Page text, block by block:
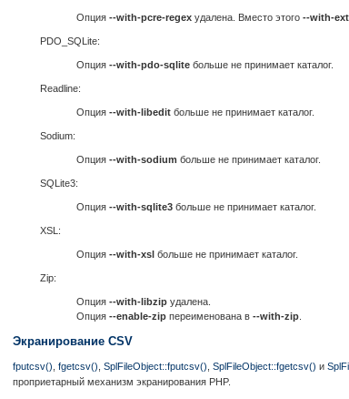
Опция --with-pcre-regex удалена. Вместо этого --with-
PDO_SQLite:
Опция --with-pdo-sqlite больше не принимает каталог.
Readline:
Опция --with-libedit больше не принимает каталог.
Sodium:
Опция --with-sodium больше не принимает каталог.
SQLite3:
Опция --with-sqlite3 больше не принимает каталог.
XSL:
Опция --with-xsl больше не принимает каталог.
Zip:
Опция --with-libzip удалена.
Опция --enable-zip переименована в --with-zip
Экранирование CSV
fputcsv() fgetcsv() SplFileObject::fputcsv() SplFileObject::fgetcsv() и
проприетарный механизм экранирования PHP.